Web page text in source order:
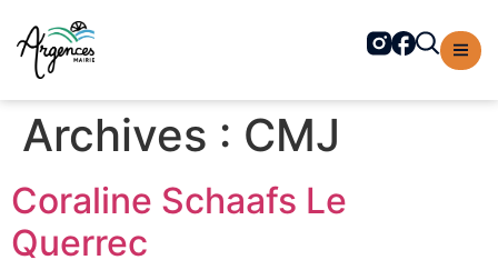
principal
Archives : CMJ
Coraline Schaafs Le
Querrec